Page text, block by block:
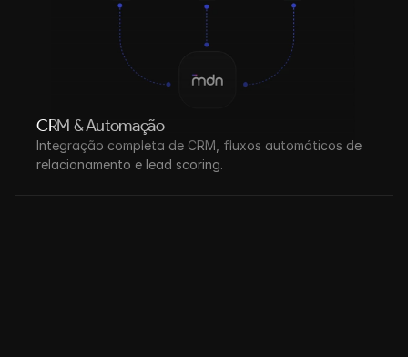
CRM & Automação
Integração completa de CRM, fluxos automáticos de
relacionamento e lead scoring.